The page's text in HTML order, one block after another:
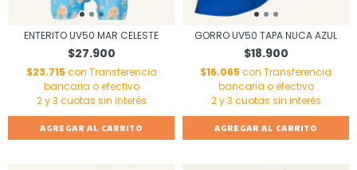
ENTERITO UV50 MAR CELESTE
$27.900
$23.715 con Transferencia
bancaria o efectivo
AGREGAR AL CARRITO
GORRO UV50 TAPA NUCA AZUL
$18.900
$16.065 con Transferencia
bancaria o efectivo
AGREGAR AL CARRITO